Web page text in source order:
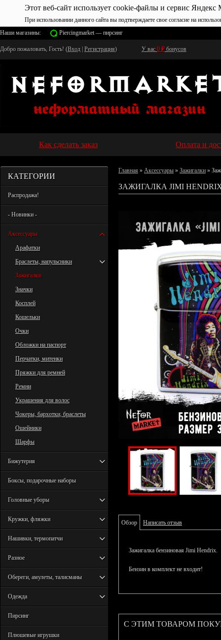
Этот веб-сайт использует cookie-файлы и сервис Яндекс
При использовании данного сайта вы подтверждаете свое согласие на
Наши магазины:
Piercingmarket — пирсинг
Добро пожаловать, Гость! (Вход Регистрация) У вас 0 ₽ бонусов
Как сделать заказ Оплата и
КАТЕГОРИИ
Распродажа!
- Новинки -
Аксессуары
Арафатки
Браслеты, напульсники
Зажигалки
Значки
Косплей
Кошельки
Очки
Обложки на паспорт
Перчатки, митенки
Пряжки для ремней
Ремни
Украшения для волос
Чокеры, бархотки, браслеты
Ошейники
Шарфы
Бижутерия
Боксы, подарочные наборы
Головные уборы
Кружки, фляжки
Нашивки, термопатчи
Разное
Обереги, амулеты, талисманы
Одежда
Пирсинг
Плюшевые игрушки
Главная » Аксессуары » Зажигалки »
ЗАЖИГАЛКА JIMI HENDRIX
Обзор Написать отзыв
Зажигалка бензиновая Jimi Hendrix.
Бензин в комплект не входит!
С ЭТИМ ТОВАРОМ